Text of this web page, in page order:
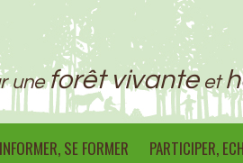
uneforêt vivanteet
SE FORMER PARTICIPER,